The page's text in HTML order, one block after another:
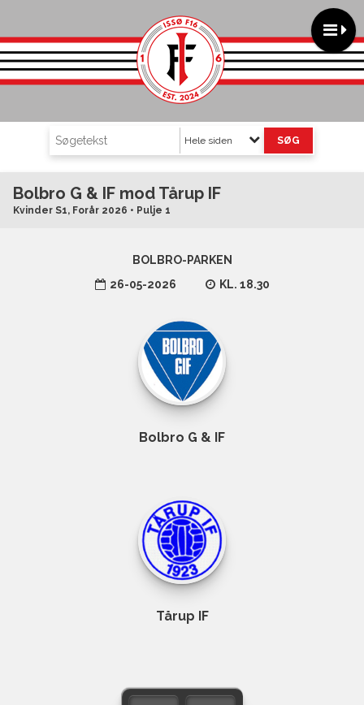
Hele siden
Bolbro G & IF mod Tårup IF
Kvinder S1, Forår 2026 • Pulje 1
BOLBRO-PARKEN
26-05-2026
KL. 18.30
Bolbro G & IF
Tårup IF